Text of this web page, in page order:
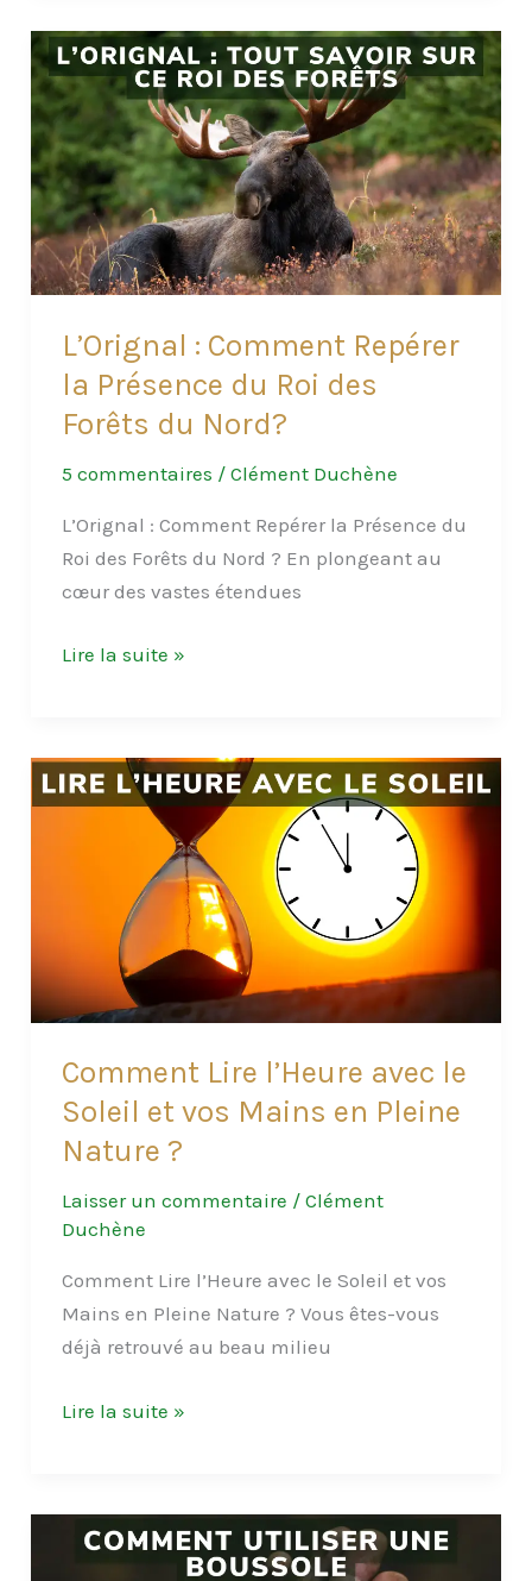
Comment
Réagir
si
ce
Géant
des
Forêts
Veut
vous
?
L’Orignal : Comment Repérer
la Présence du Roi des
Forêts du Nord?
5 commentaires / Clément Duchène
L’Orignal : Comment Repérer la Présence du
Roi des Forêts du Nord ? En plongeant au
cœur des vastes étendues
L’Orignal
Repérer
la
du
Nord?
Lire la suite »
Comment Lire l’Heure avec le
Soleil et vos Mains en Pleine
Nature ?
Laisser un commentaire / Clément
Duchène
Comment Lire l’Heure avec le Soleil et vos
Mains en Pleine Nature ? Vous êtes-vous
déjà retrouvé au beau milieu
Comment
avec
Lire la suite »